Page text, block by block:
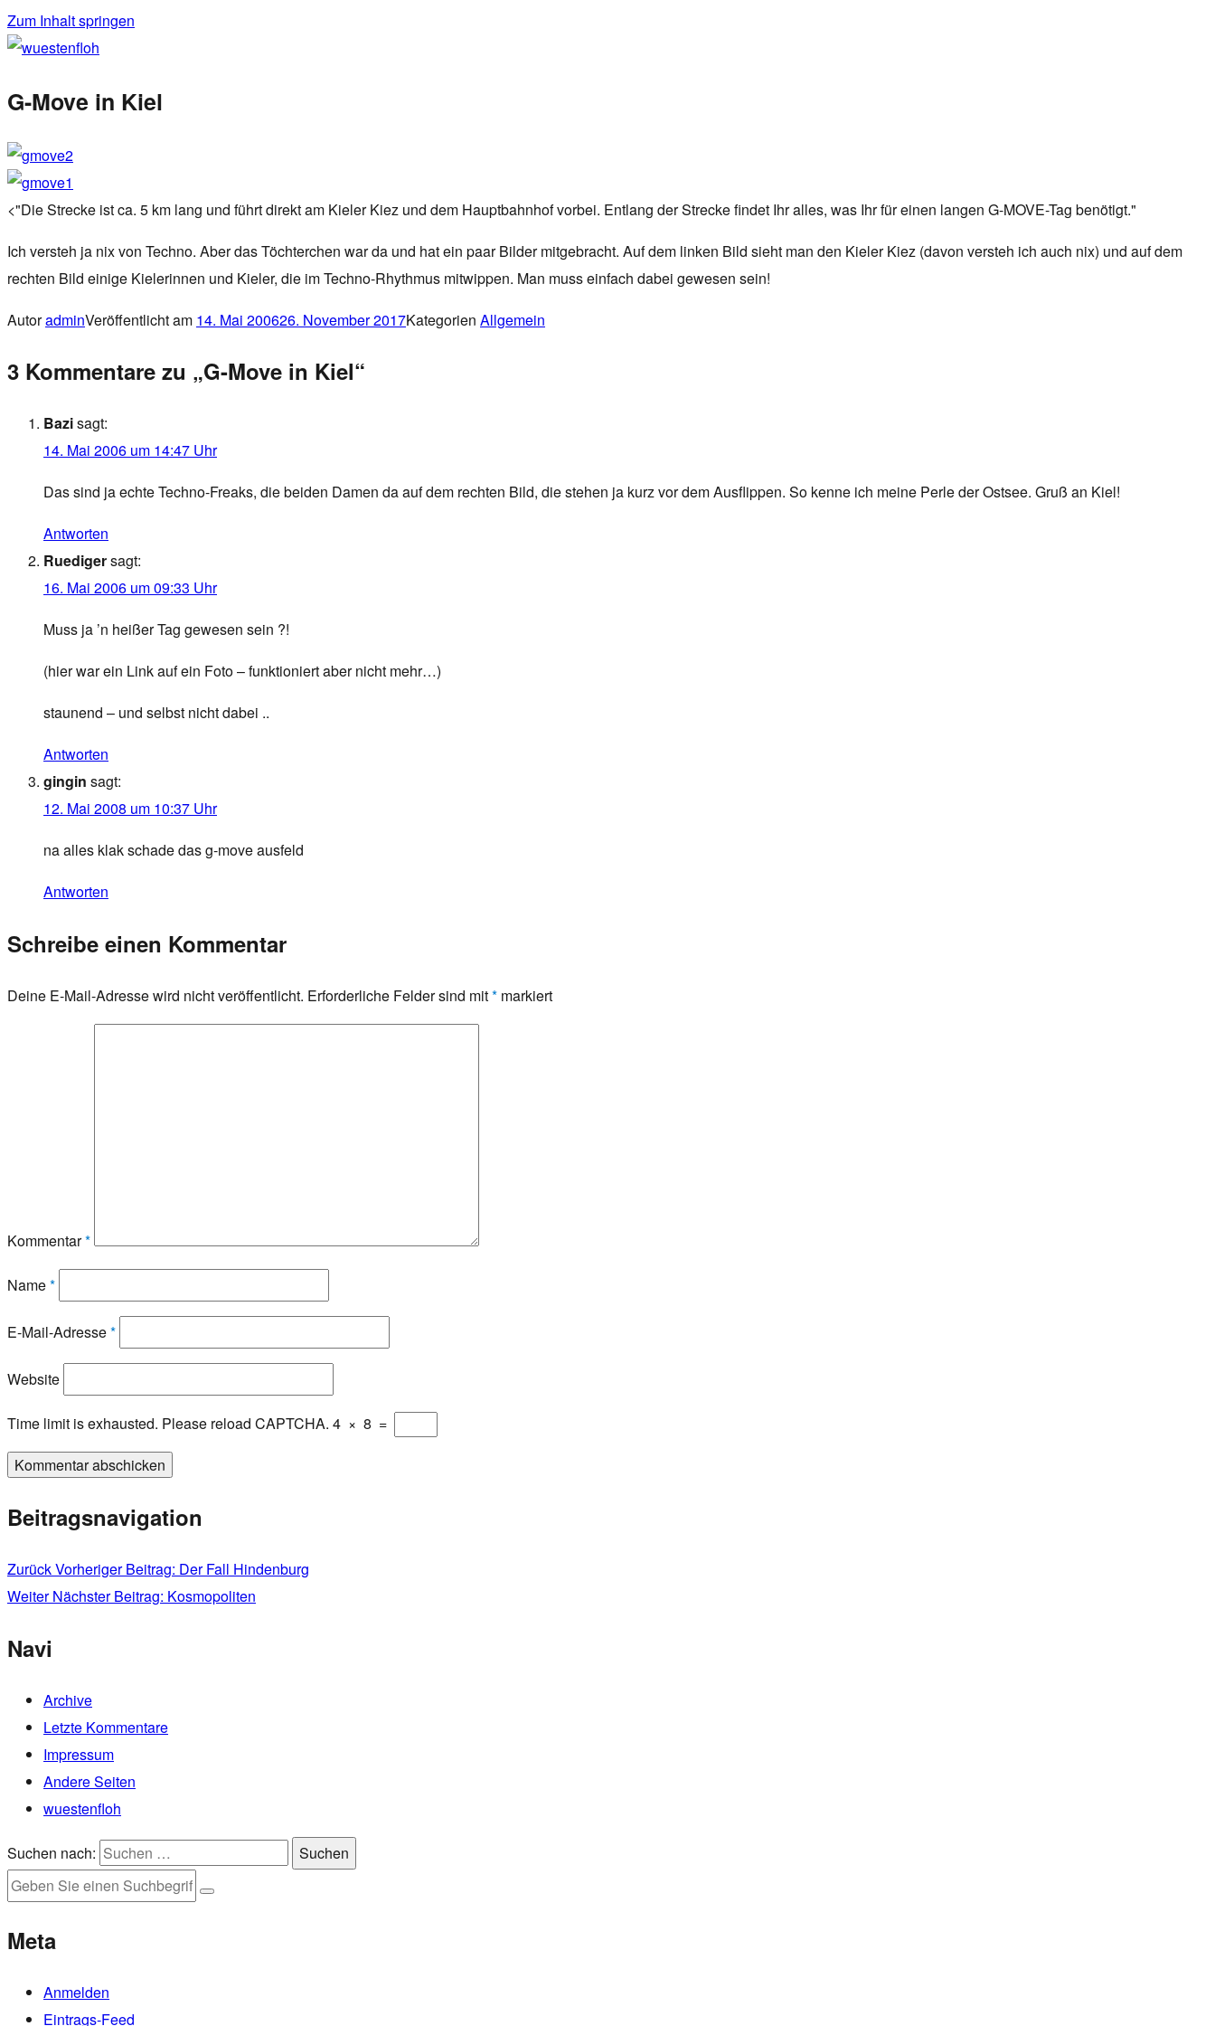
Zum Inhalt springen
wuestenfloh
G-Move in Kiel
<"Die Strecke ist ca. 5 km lang und führt direkt am Kieler Kiez und dem Hauptbahnhof vorbei. Entlang der Strecke findet Ihr alles, was Ihr für einen langen G-MOVE-Tag benötigt."
Ich versteh ja nix von Techno. Aber das Töchterchen war da und hat ein paar Bilder mitgebracht. Auf dem linken Bild sieht man den Kieler Kiez (davon versteh ich auch nix) und auf dem
rechten Bild einige Kielerinnen und Kieler, die im Techno-Rhythmus mitwippen. Man muss einfach dabei gewesen sein!
AutoradminVeröffentlicht am 14. Mai 200626. November 2017Kategorien Allgemein
3 Kommentare zu „G-Move in Kiel“
Bazisagt:
14. Mai 2006 um 14:47 Uhr
Das sind ja echte Techno-Freaks, die beiden Damen da auf dem rechten Bild, die stehen ja kurz vor dem Ausflippen. So kenne ich meine Perle der Ostsee. Gruß an Kiel!
Antworten
Ruedigersagt:
16. Mai 2006 um 09:33 Uhr
Muss ja ’n heißer Tag gewesen sein ?!
(hier war ein Link auf ein Foto – funktioniert aber nicht mehr…)
staunend – und selbst nicht dabei ..
Antworten
gingin sagt:
12. Mai 2008 um 10:37 Uhr
na alles klak schade das g-move ausfeld
Antworten
Schreibe einen Kommentar
Deine E-Mail-Adresse wird nicht veröffentlicht. Erforderliche Felder sind mit* markiert
Kommentar*
Name*
E-Mail-Adresse*
Website
Time limit is exhausted. Please reload CAPTCHA. 4 × 8 =
Beitragsnavigation
ZurückVorheriger Beitrag: Der Fall Hindenburg
Weiter Nächster Beitrag: Kosmopoliten
Navi
Archive
Letzte Kommentare
Impressum
Andere Seiten
wuestenfloh
Suchen nach: Suchen
Meta
Anmelden
Eintrags-Feed